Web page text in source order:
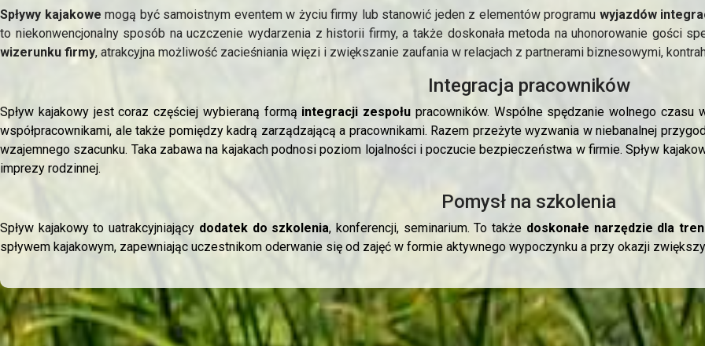
Spływy kajakowe mogą być samoistnym eventem w życiu firmy lub stanowić jeden z elementów programu wyjazdów
to niekonwencjonalny sposób na uczczenie wydarzenia z historii firmy, a także doskonała metoda na uhonorowanie gości
wizerunku firmy, atrakcyjna możliwość zacieśniania więzi i zwiększanie zaufania w relacjach z partnerami biznesowymi,
Integracja pracowników
Spływ kajakowy jest coraz częściej wybieraną formą integracji zespołu pracowników. Wspólne spędzanie wolnego czasu
współpracownikami, ale także pomiędzy kadrą zarządzającą a pracownikami. Razem przeżyte wyzwania w niebanalnej
wzajemnego szacunku. Taka zabawa na kajakach podnosi poziom lojalności i poczucie bezpieczeństwa w firmie. Spływ
imprezy rodzinnej.
Pomysł na szkolenia
Spływ kajakowy to uatrakcyjniający dodatek do szkolenia, konferencji, seminarium. To także doskonałe narzędzie dla
spływem kajakowym, zapewniając uczestnikom oderwanie się od zajęć w formie aktywnego wypoczynku a przy okazji